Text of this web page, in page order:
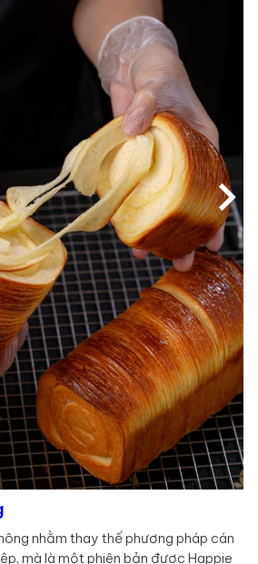
nhằm thay thế phương pháp cán
mà là một phiên bản được Happie